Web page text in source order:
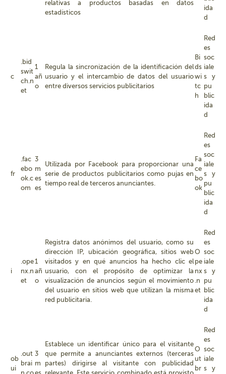
relativas a productos basadas en datos
estadísticos
ida
d
c
.bid
swit
ch.n
et
1
añ
o
Regula la sincronización de la identificación del
usuario y el intercambio de datos del usuario
entre diversos servicios publicitarios
Bi
ds
wi
tc
h
Red
es
soc
iale
s y
pu
blic
ida
d
fr
.fac
ebo
ok.c
om
3
m
es
es
Utilizada por Facebook para proporcionar una
serie de productos publicitarios como pujas en
tiempo real de terceros anunciantes.
Fa
ce
bo
ok
Red
es
soc
iale
s y
pu
blic
ida
d
i
.ope
nx.n
et
1
añ
o
Registra datos anónimos del usuario, como su
dirección IP, ubicación geográfica, sitios web
visitados y en qué anuncios ha hecho clic el
usuario, con el propósito de optimizar la
visualización de anuncios según el movimiento
del usuario en sitios web que utilizan la misma
red publicitaria.
O
pe
nx
.n
et
Red
es
soc
iale
s y
pu
blic
ida
d
ob
ui
.out
brai
3
m
Establece un identificar único para el visitante
que permite a anunciantes externos (terceras
partes) dirigirse al visitante con publicidad
O
ut
br
Red
es
soc
iale
s y